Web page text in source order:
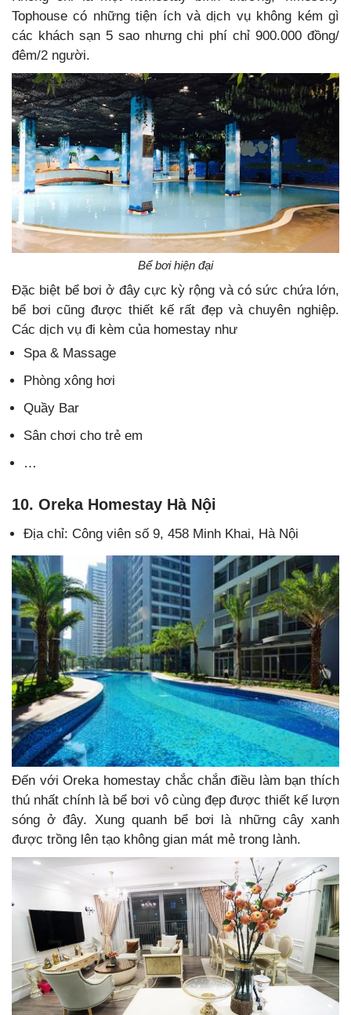
Tophouse có những tiện ích và dịch vụ không kém gì
các khách sạn 5 sao nhưng chi phí chỉ 900.000 đồng/
đêm/2 người.
Bể bơi hiện đại
Đặc biệt bể bơi ở đây cực kỳ rộng và có sức chứa lớn,
bể bơi cũng được thiết kế rất đẹp và chuyên nghiệp.
Các dịch vụ đi kèm của homestay như
Spa & Massage
Phòng xông hơi
Quầy Bar
Sân chơi cho trẻ em
…
10. Oreka Homestay Hà Nội
Địa chỉ: Công viên số 9, 458 Minh Khai, Hà Nội
Đến với Oreka homestay chắc chắn điều làm bạn thích
thú nhất chính là bể bơi vô cùng đẹp được thiết kế lượn
sóng ở đây. Xung quanh bể bơi là những cây xanh
được trồng lên tạo không gian mát mẻ trong lành.